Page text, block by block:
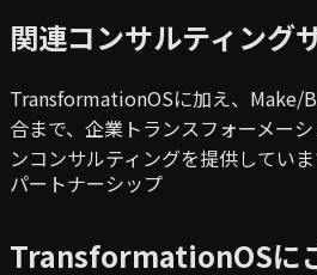
関連コンサルティング
TransformationOSに加え、Make/
合まで、企業トランスフォーメー
ンコンサルティングを提供していま
パートナーシップ
TransformationOSに